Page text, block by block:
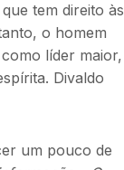
tem direito às
o homem
líder maior,
Divaldo
um pouco de